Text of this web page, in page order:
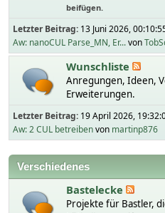
beifügen.
Letzter Beitrag: 13 Juni 2026,
Aw: nanoCUL Parse_MN, Er...von
Wunschliste
Anregungen, Ideen,
Erweiterungen.
Letzter Beitrag: 19 April 2026,
Aw: 2 CUL betreibenvon martinp876
Verschiedenes
Bastelecke
Projekte für Bastler,